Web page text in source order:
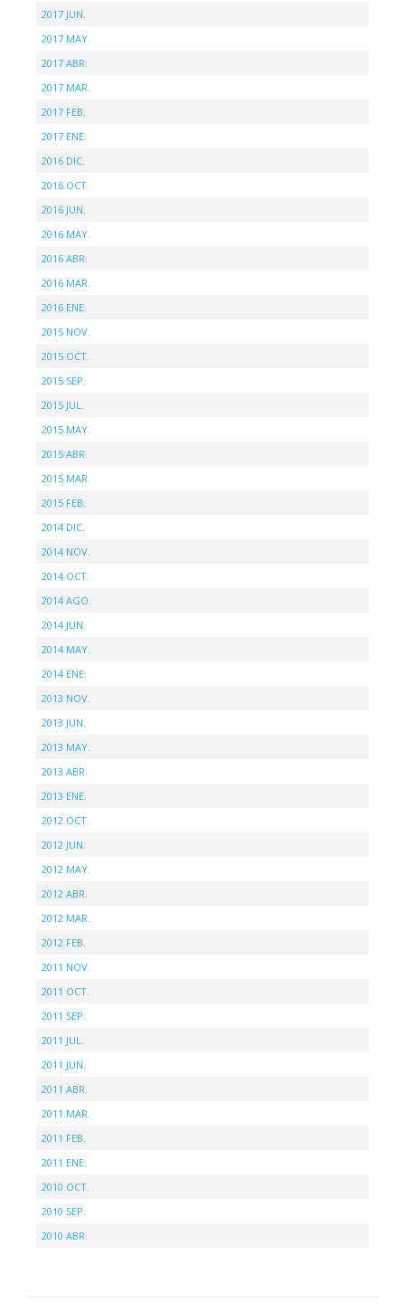
2017 JUN.
2017 MAY.
2017 ABR.
2017 MAR.
2017 FEB.
2017 ENE.
2016 DIC.
2016 OCT.
2016 JUN.
2016 MAY.
2016 ABR.
2016 MAR.
2016 ENE.
2015 NOV.
2015 OCT.
2015 SEP.
2015 JUL.
2015 MAY.
2015 ABR.
2015 MAR.
2015 FEB.
2014 DIC.
2014 NOV.
2014 OCT.
2014 AGO.
2014 JUN.
2014 MAY.
2014 ENE.
2013 NOV.
2013 JUN.
2013 MAY.
2013 ABR.
2013 ENE.
2012 OCT.
2012 JUN.
2012 MAY.
2012 ABR.
2012 MAR.
2012 FEB.
2011 NOV.
2011 OCT.
2011 SEP.
2011 JUL.
2011 JUN.
2011 ABR.
2011 MAR.
2011 FEB.
2011 ENE.
2010 OCT.
2010 SEP.
2010 ABR.